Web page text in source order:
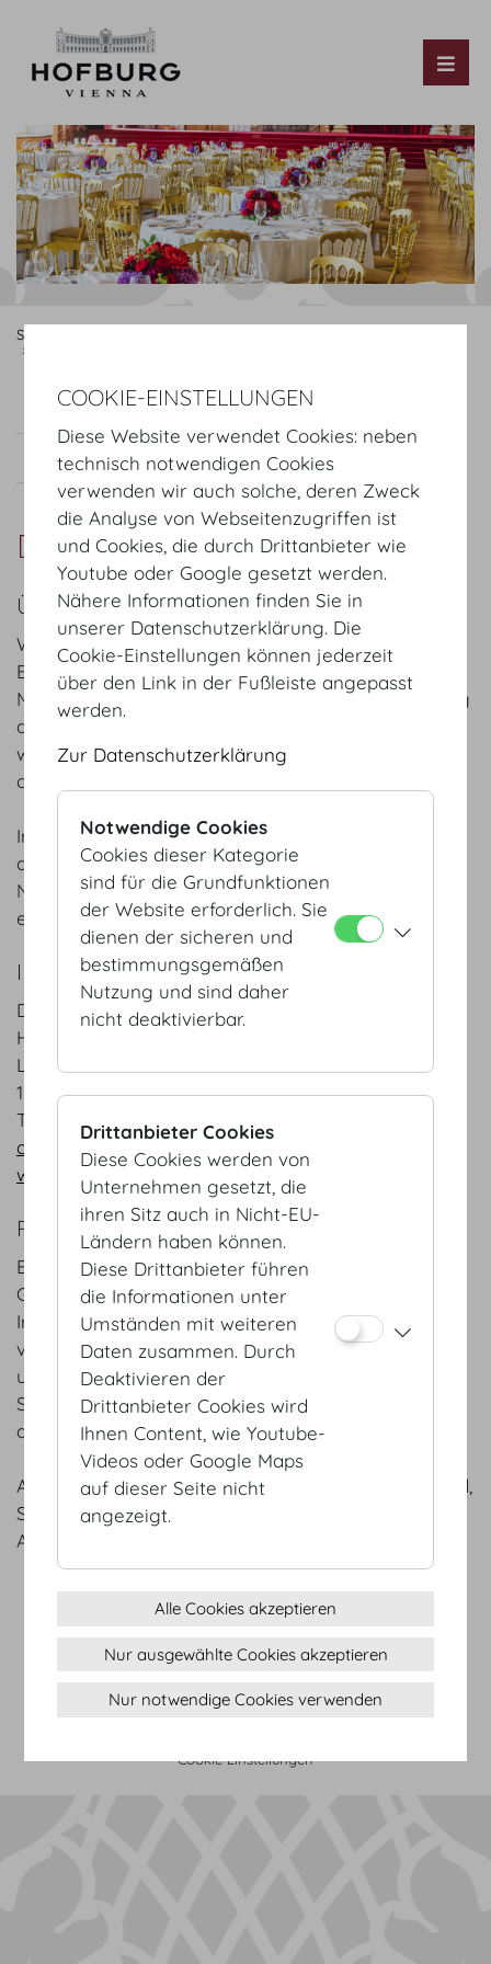
Startseite
blumenkultur Doll's Blumen
Plantical GmbH
Doll's Blumen
ÜBER UNS
Wir denken an viel mehr, als nur an das floristische
Endprodukt. Wir überlegen uns ab dem ersten
Moment, wie das Gesamtkonzept der Veranstaltung
am besten herausgehoben werden kann und auch
wirklich ‘funktioniert’. Ohne böse Überraschungen
oder unerfüllten Erwartungen.
In Wien durften wir schon die meisten Locations zu
den verschiedensten Anlässen floral verschönern.
Nicht zuletzt deswegen wissen wir Ihr Event
einzigartig, saisonal und passend zu schmücken.
IHR ANSPRECHPARTNER
Doll's Blumen
Herr Emil Doll
Lange Gasse 62
1080 Wien
T +43 1 4059531
doll@florist.at
www.dollsblumen.at
REFERENZEN
Bereits jahrzehntelange Erfahrung in der
Gestaltung von floralen Kunstwerken und der
Inszenierung von diversen Events. Jedes Jahr
verzaubern wir erneut unvergessliche Hochzeiten
und andere Festlichkeiten.
Seit 2022 haben wir die Ehre die Wiener Staatsoper
anlässlich des Wiener Opernball zu dekorieren.
Albertina, Hofburg Vienna, Die Presse, Der Standard,
Swarovski, WKO, Hotel Sacher, Bulgari, BMW, Bank
Austria, Porsche, Burgtheater, etc.
Datenschutz
Sitemap
Cookie Einstellungen
COOKIE-EINSTELLUNGEN
Diese Website verwendet Cookies: neben
technisch notwendigen Cookies
verwenden wir auch solche, deren Zweck
die Analyse von Webseitenzugriffen ist
und Cookies, die durch Drittanbieter wie
Youtube oder Google gesetzt werden.
Nähere Informationen finden Sie in
unserer Datenschutzerklärung. Die
Cookie-Einstellungen können jederzeit
über den Link in der Fußleiste angepasst
werden.
Zur Datenschutzerklärung
Notwendige Cookies
Cookies dieser Kategorie
sind für die Grundfunktionen
der Website erforderlich. Sie
dienen der sicheren und
bestimmungsgemäßen
Nutzung und sind daher
nicht deaktivierbar.
Drittanbieter Cookies
Diese Cookies werden von
Unternehmen gesetzt, die
ihren Sitz auch in Nicht-EU-
Ländern haben können.
Diese Drittanbieter führen
die Informationen unter
Umständen mit weiteren
Daten zusammen. Durch
Deaktivieren der
Drittanbieter Cookies wird
Ihnen Content, wie Youtube-
Videos oder Google Maps
auf dieser Seite nicht
angezeigt.
Alle Cookies akzeptieren
Nur ausgewählte Cookies akzeptieren
Nur notwendige Cookies verwenden